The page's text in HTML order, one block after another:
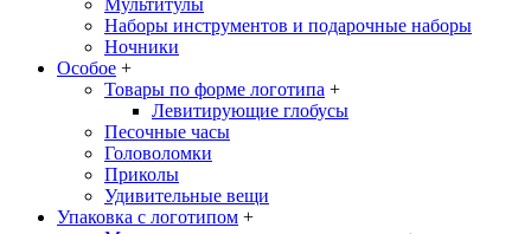
Мультитулы
Наборы инструментов и подарочные наборы
Ночники
Особое +
Товары по форме логотипа +
Левитирующие глобусы
Песочные часы
Головоломки
Приколы
Удивительные вещи
Упаковка с логотипом +